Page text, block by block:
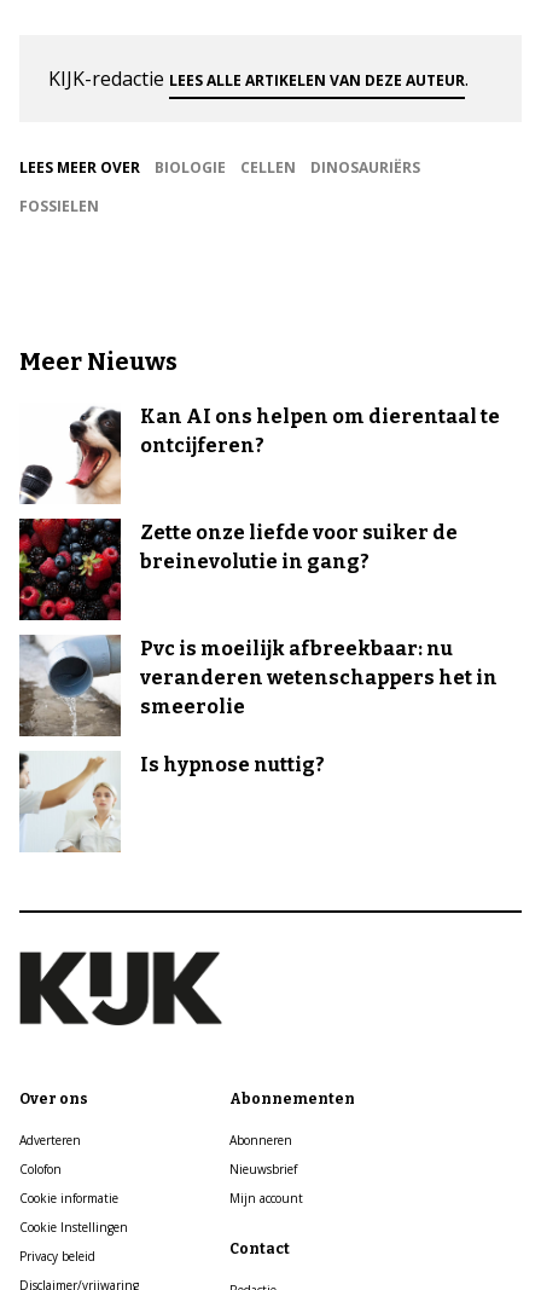
KIJK-redactie LEES ALLE ARTIKELEN VAN DEZE AUTEUR.
LEES MEER OVER BIOLOGIE CELLEN
DINOSAURIËRS
FOSSIELEN
Meer Nieuws
Kan AI ons helpen om dierentaal te
ontcijferen?
Zette onze liefde voor suiker de
breinevolutie in gang?
Pvc is moeilijk afbreekbaar: nu
veranderen wetenschappers het in
smeerolie
Is hypnose nuttig?
Over ons
Adverteren
Colofon
Cookie informatie
Cookie Instellingen
Privacy beleid
Disclaimer/vrijwaring
Abonnementen
Abonneren
Nieuwsbrief
Mijn account
Contact